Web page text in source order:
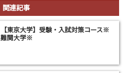
関連記事
【東京大学】受験・入試対策コース※
難関大学※